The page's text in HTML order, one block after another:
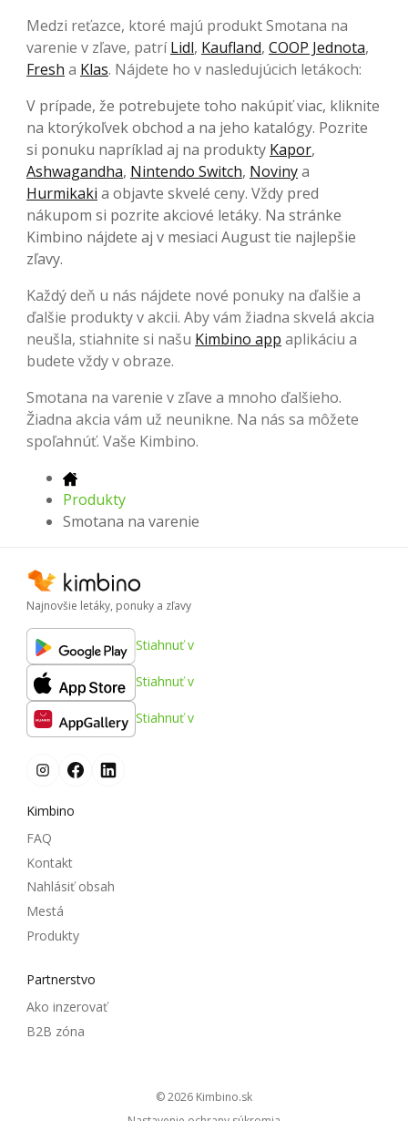
Medzi reťazce, ktoré majú produkt Smotana na
varenie v zľave, patríLidl, Kaufland, COOP Jednota,
Fresh a Klas. Nájdete ho v nasledujúcich letákoch:
V prípade, že potrebujete toho nakúpiť viac, kliknite
na ktorýkoľvek obchod a na jeho katalógy. Pozrite
si ponuku napríklad aj na produkty Kapor,
Ashwagandha, Nintendo Switch, Novinya
Hurmikaki a objavte skvelé ceny. Vždy pred
nákupom si pozrite akciové letáky. Na stránke
Kimbino nájdete aj v mesiaci August tie najlepšie
zľavy.
Každý deň u nás nájdete nové ponuky na ďalšie a
ďalšie produkty v akcii. Aby vám žiadna skvelá akcia
neušla, stiahnite si našu Kimbino app aplikáciu a
budete vždy v obraze.
Smotana na varenie v zľave a mnoho ďalšieho.
Žiadna akcia vám už neunikne. Na nás sa môžete
spoľahnúť. Vaše Kimbino.
Produkty
Smotana na varenie
Najnovšie letáky, ponuky a zľavy
Stiahnuť v
Stiahnuť v
Stiahnuť v
Kimbino
FAQ
Kontakt
Nahlásiť obsah
Mestá
Produkty
Partnerstvo
Ako inzerovať
B2B zóna
© 2026
kimbino.sk